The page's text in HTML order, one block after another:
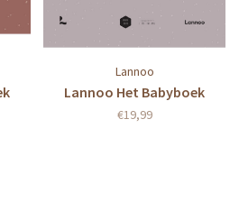
Lannoo
Lannoo Het Babyboek
€19,99